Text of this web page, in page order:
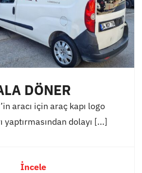
DÖNER
aracı için araç kapı logo
yaptırmasından dolayı [...]
İncele